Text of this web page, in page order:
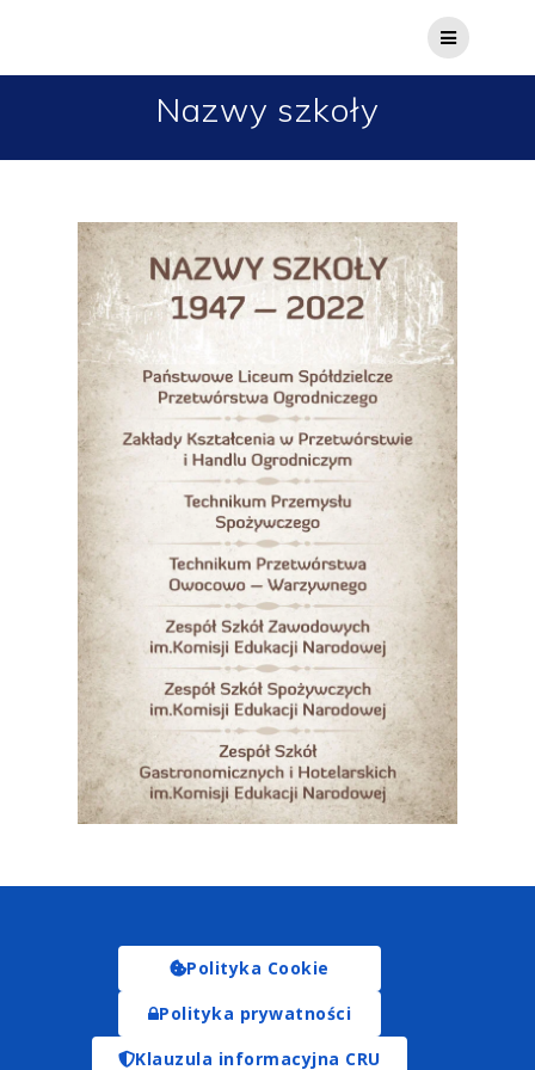
Nazwy szkoły
Polityka Cookie
Polityka prywatności
Klauzula informacyjna CRU